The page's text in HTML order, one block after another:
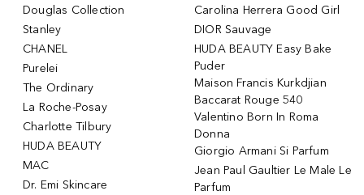
Douglas Collection
Stanley
CHANEL
Purelei
The Ordinary
La Roche-Posay
Charlotte Tilbury
HUDA BEAUTY
MAC
Dr. Emi Skincare
Carolina Herrera Good Girl
DIOR Sauvage
HUDA BEAUTY Easy Bake
Puder
Maison Francis Kurkdjian
Baccarat Rouge 540
Valentino Born In Roma
Donna
Giorgio Armani Si Parfum
Jean Paul Gaultier Le Male Le
Parfum